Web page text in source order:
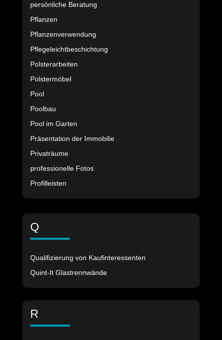
persönliche Beratung
Pflanzen
Pflanzenverwendung
Pflegeleichtbeschichtung
Polsterarbeiten
Polstermöbel
Pool
Poolbau
Pool im Garten
Präsentation der Immobilie
Privaträume
professionelle Fotos
Profilleisten
Q
Qualifizierung von Kaufinteressenten
Quint-It Glastrennwände
R